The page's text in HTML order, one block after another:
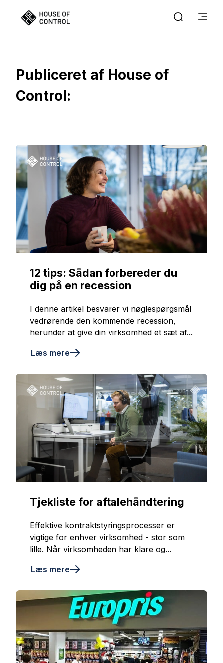
Publiceret af House of
Control:
12 tips: Sådan forbereder du
dig på en recession
I denne artikel besvarer vi nøglespørgsmål
vedrørende den kommende recession,
herunder at give din virksomhed et sæt af...
Læs mere
Tjekliste for aftalehåndtering
Effektive kontraktstyringsprocesser er
vigtige for enhver virksomhed - stor som
lille. Når virksomheden har klare og...
Læs mere